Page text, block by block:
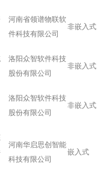
河南省领谱物联软
件科技有限公司
非嵌入式
洛阳众智软件科技
股份有限公司
非嵌入式
洛阳众智软件科技
股份有限公司
非嵌入式
河南华启思创智能
科技有限公司
嵌入式